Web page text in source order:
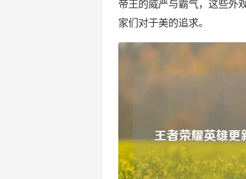
帝王的威严与霸气，这些外
家们对于美的追求。